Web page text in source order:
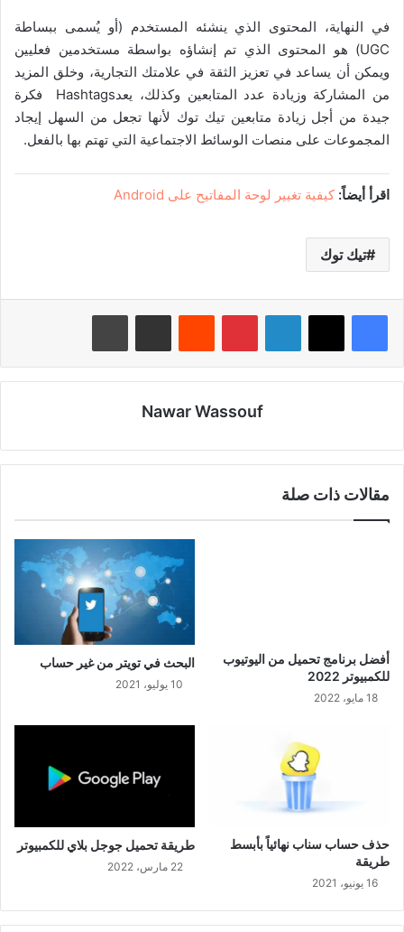
في النهاية، المحتوى الذي ينشئه المستخدم (أو يُسمى ببساطة
UGC) هو المحتوى الذي تم إنشاؤه بواسطة مستخدمين فعليين
ويمكن أن يساعد في تعزيز الثقة في علامتك التجارية، وخلق المزيد
من المشاركة وزيادة عدد المتابعين وكذلك، يعدHashtags فكرة
جيدة من أجل زيادة متابعين تيك توك لأنها تجعل من السهل إيجاد
المجموعات على منصات الوسائط الاجتماعية التي تهتم بها بالفعل.
اقرأ أيضاً: كيفية تغيير لوحة المفاتيح على Android
تيك توك
لينكدإن بينتيريست
Nawar Wassouf
مقالات ذات صلة
أفضل برنامج تحميل من اليوتيوب
للكمبيوتر 2022
18 مايو، 2022
البحث في تويتر من غير حساب
10 يوليو، 2021
حذف حساب سناب نهائياً بأبسط
طريقة
16 يونيو، 2021
طريقة تحميل جوجل بلاي للكمبيوتر
22 مارس، 2022